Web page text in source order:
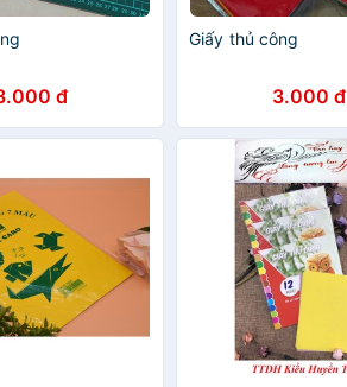
đ
Giấy thủ công
3.000 đ